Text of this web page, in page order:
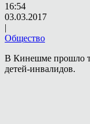
16:54
03.03.2017
|
Общество
В Кинешме прошло
детей-инвалидов.